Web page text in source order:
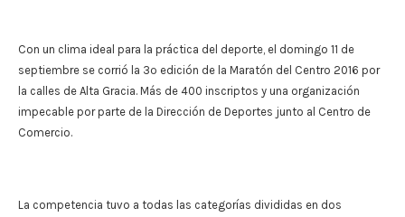
Con un clima ideal para la práctica del deporte, el domingo 11 de
septiembre se corrió la 3º edición de la Maratón del Centro 2016 por
la calles de Alta Gracia. Más de 400 inscriptos y una organización
impecable por parte de la Dirección de Deportes junto al Centro de
Comercio.
La competencia tuvo a todas las categorías divididas en dos